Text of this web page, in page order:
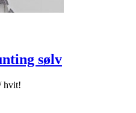
sølv
hvit!